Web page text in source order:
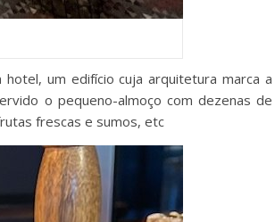
um edifício cuja arquitetura marca a
o pequeno-almoço com dezenas de
frescas e sumos, etc